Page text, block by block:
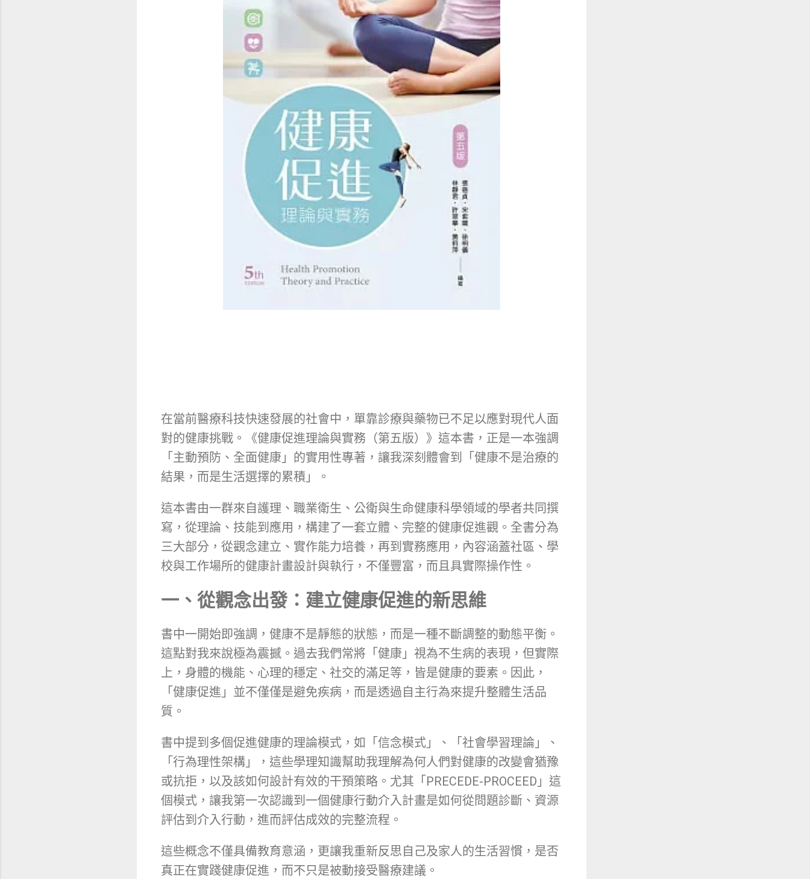
在當前醫療科技快速發展的社會中，單靠診療與藥物已不足以應對現代人面
對的健康挑戰。《健康促進理論與實務（第五版）》這本書，正是一本強調
「主動預防、全面健康」的實用性專著，讓我深刻體會到「健康不是治療的
結果，而是生活選擇的累積」。
這本書由一群來自護理、職業衛生、公衛與生命健康科學領域的學者共同撰
寫，從理論、技能到應用，構建了一套立體、完整的健康促進觀。全書分為
三大部分，從觀念建立、實作能力培養，再到實務應用，內容涵蓋社區、學
校與工作場所的健康計畫設計與執行，不僅豐富，而且具實際操作性。
一、從觀念出發：建立健康促進的新思維
書中一開始即強調，健康不是靜態的狀態，而是一種不斷調整的動態平衡。
這點對我來說極為震撼。過去我們常將「健康」視為不生病的表現，但實際
上，身體的機能、心理的穩定、社交的滿足等，皆是健康的要素。因此，
「健康促進」並不僅僅是避免疾病，而是透過自主行為來提升整體生活品
質。
書中提到多個促進健康的理論模式，如「信念模式」、「社會學習理論」、
「行為理性架構」，這些學理知識幫助我理解為何人們對健康的改變會猶豫
或抗拒，以及該如何設計有效的干預策略。尤其「PRECEDE-PROCEED」這
個模式，讓我第一次認識到一個健康行動介入計畫是如何從問題診斷、資源
評估到介入行動，進而評估成效的完整流程。
這些概念不僅具備教育意涵，更讓我重新反思自己及家人的生活習慣，是否
真正在實踐健康促進，而不只是被動接受醫療建議。